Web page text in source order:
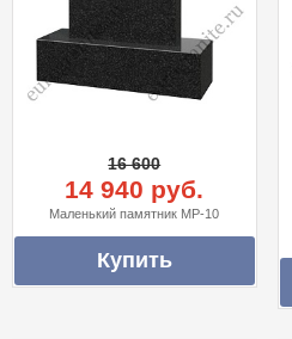
16 600
14 940 руб.
Маленький памятник MP-10